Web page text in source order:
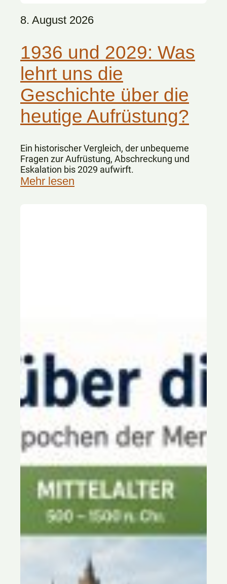
8. August 2026
1936 und 2029: Was
lehrt uns die
Geschichte über die
heutige Aufrüstung?
Ein historischer Vergleich, der unbequeme
Fragen zur Aufrüstung, Abschreckung und
Eskalation bis 2029 aufwirft.
Mehr lesen